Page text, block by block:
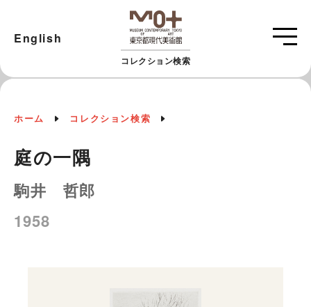
コレクション検索
English
ホーム コレクション検索
庭の一隅
駒井 哲郎
1958